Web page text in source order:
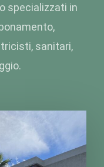
specializzati in
sanitari,